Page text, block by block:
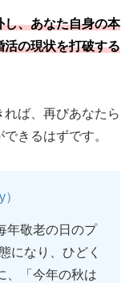
し、あなた自身の本
活の現状を打破する
ば、再びあなたら
きるはずです。
年敬老の日のプ
になり、ひどく
、「今年の秋は